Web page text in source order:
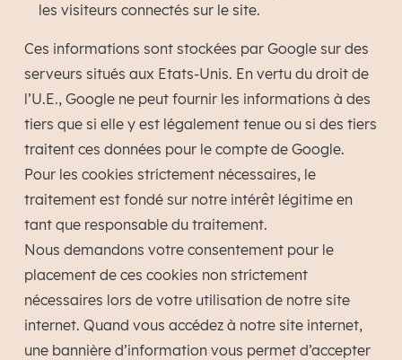
les visiteurs connectés sur le site.
Ces informations sont stockées par Google sur des
serveurs situés aux Etats-Unis. En vertu du droit de
l’U.E., Google ne peut fournir les informations à des
tiers que si elle y est légalement tenue ou si des tiers
traitent ces données pour le compte de Google.
Pour les cookies strictement nécessaires, le
traitement est fondé sur notre intérêt légitime en
tant que responsable du traitement.
Nous demandons votre consentement pour le
placement de ces cookies non strictement
nécessaires lors de votre utilisation de notre site
internet. Quand vous accédez à notre site internet,
une bannière d’information vous permet d’accepter